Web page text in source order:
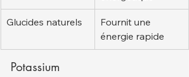
Glucides naturels
Fournit une
énergie rapide
Potassium